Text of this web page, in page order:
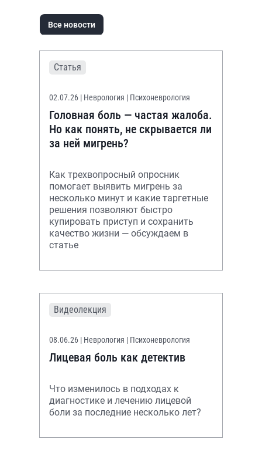
Все новости
Статья
02.07.26 | Неврология | Психоневрология
Головная боль — частая жалоба.
Но как понять, не скрывается ли
за ней мигрень?
Как трехвопросный опросник
помогает выявить мигрень за
несколько минут и какие таргетные
решения позволяют быстро
купировать приступ и сохранить
качество жизни — обсуждаем в
статье
Видеолекция
08.06.26 | Неврология | Психоневрология
Лицевая боль как детектив
Что изменилось в подходах к
диагностике и лечению лицевой
боли за последние несколько лет?